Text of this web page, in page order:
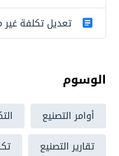
تعديل تكلفة غير
الوسوم
أوامر التصنيع
تقارير التصنيع